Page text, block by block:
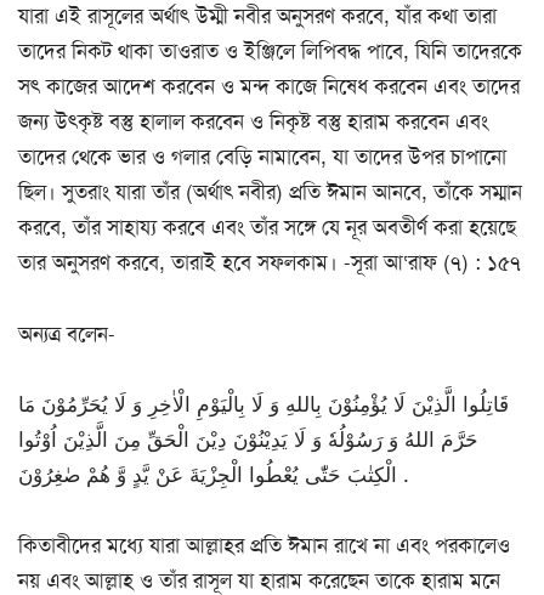
যারা এই রাসূলের অর্থাৎ উম্মী নবীর অনুসরণ করবে, যাঁর কথা তারা
তাদের নিকট থাকা তাওরাত ও ইঞ্জিলে লিপিবদ্ধ পাবে, যিনি তাদেরকে
সৎ কাজের আদেশ করবেন ও মন্দ কাজে নিষেধ করবেন এবং তাদের
জন্য উৎকৃষ্ট বস্তু হালাল করবেন ও নিকৃষ্ট বস্তু হারাম করবেন এবং
তাদের থেকে ভার ও গলার বেড়ি নামাবেন, যা তাদের উপর চাপানো
ছিল। সুতরাং যারা তাঁর (অর্থাৎ নবীর) প্রতি ঈমান আনবে, তাঁকে সম্মান
করবে, তাঁর সাহায্য করবে এবং তাঁর সঙ্গে যে নূর অবতীর্ণ করা হয়েছে
তার অনুসরণ করবে, তারাই হবে সফলকাম। -সূরা আ‘রাফ (৭) : ১৫৭
অন্যত্র বলেন-
قَاتِلُوا الَّذِیْنَ لَا یُؤْمِنُوْنَ بِاللهِ وَ لَا بِالْیَوْمِ الْاٰخِرِ وَ لَا یُحَرِّمُوْنَ مَا
حَرَّمَ اللهُ وَ رَسُوْلُهٗ وَ لَا یَدِیْنُوْنَ دِیْنَ الْحَقِّ مِنَ الَّذِیْنَ اُوْتُوا
الْكِتٰبَ حَتّٰی یُعْطُوا الْجِزْیَةَ عَنْ یَّدٍ وَّ هُمْ صٰغِرُوْنَ .
কিতাবীদের মধ্যে যারা আল্লাহর প্রতি ঈমান রাখে না এবং পরকালেও
নয় এবং আল্লাহ ও তাঁর রাসূল যা হারাম করেছেন তাকে হারাম মনে